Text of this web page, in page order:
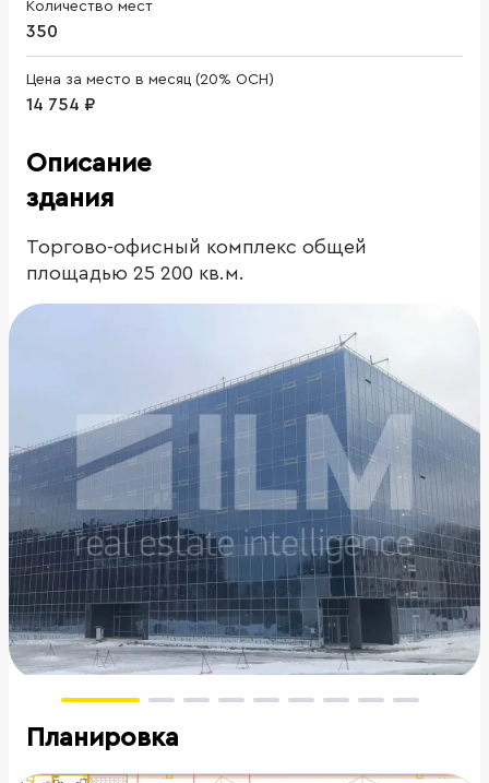
Количество мест
350
Цена за место в месяц (20% ОСН)
14 754 ₽
Описание
здания
Торгово-офисный комплекс общей
площадью 25 200 кв.м.
Планировка